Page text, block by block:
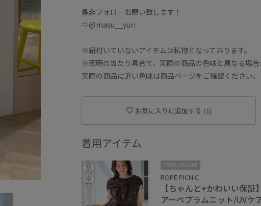
是非フォローお願い致します！
⇨@masu__yuri
※紐付いていないアイテムは私物となっております。
※照明の当たり具合で、実際の商品の色味と異なる場合
実際の商品に近い色味は商品ページをご確認ください。
お気に入りに追加する (1)
着用アイテム
2BUY10%OFF
ROPÉ PICNIC
【ちゃんと+かわいい保
アーペプラムニット/UVケ